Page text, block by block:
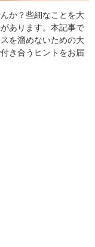
か？些細なことを大
あります。本記事で
を溜めないための大
き合うヒントをお届